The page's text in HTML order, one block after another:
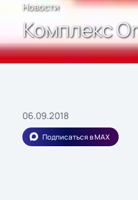
Новости
Комплекс
06.09.2018
Подписаться в MAX